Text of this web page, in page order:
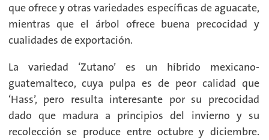
que ofrece y otras variedades específicas de aguacate,
mientras que el árbol ofrece buena precocidad y
cualidades de exportación.
La variedad ‘Zutano’ es un híbrido mexicano-
guatemalteco, cuya pulpa es de peor calidad que
‘Hass’, pero resulta interesante por su precocidad
dado que madura a principios del invierno y su
recolección se produce entre octubre y diciembre.